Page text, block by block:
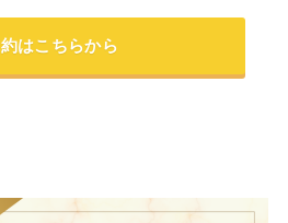
はこちらから